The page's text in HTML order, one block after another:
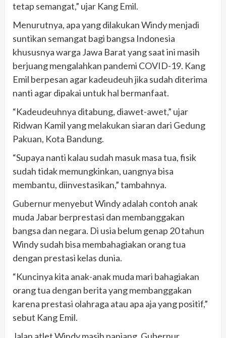
tetap semangat,” ujar Kang Emil.
Menurutnya, apa yang dilakukan Windy menjadi
suntikan semangat bagi bangsa Indonesia
khususnya warga Jawa Barat yang saat ini masih
berjuang mengalahkan pandemi COVID-19. Kang
Emil berpesan agar kadeudeuh jika sudah diterima
nanti agar dipakai untuk hal bermanfaat.
“Kadeudeuhnya ditabung, diawet-awet,” ujar
Ridwan Kamil yang melakukan siaran dari Gedung
Pakuan, Kota Bandung.
“Supaya nanti kalau sudah masuk masa tua, fisik
sudah tidak memungkinkan, uangnya bisa
membantu, diinvestasikan,” tambahnya.
Gubernur menyebut Windy adalah contoh anak
muda Jabar berprestasi dan membanggakan
bangsa dan negara. Di usia belum genap 20 tahun
Windy sudah bisa membahagiakan orang tua
dengan prestasi kelas dunia.
“Kuncinya kita anak-anak muda mari bahagiakan
orang tua dengan berita yang membanggakan
karena prestasi olahraga atau apa aja yang positif,”
sebut Kang Emil.